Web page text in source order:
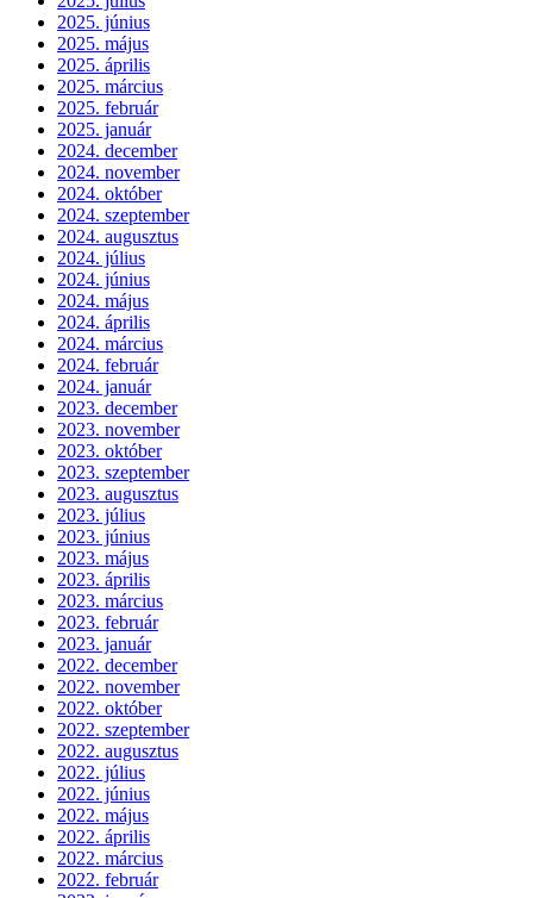
2025. június
2025. május
2025. április
2025. március
2025. február
2025. január
2024. december
2024. november
2024. október
2024. szeptember
2024. augusztus
2024. július
2024. június
2024. május
2024. április
2024. március
2024. február
2024. január
2023. december
2023. november
2023. október
2023. szeptember
2023. augusztus
2023. július
2023. június
2023. május
2023. április
2023. március
2023. február
2023. január
2022. december
2022. november
2022. október
2022. szeptember
2022. augusztus
2022. július
2022. június
2022. május
2022. április
2022. március
2022. február